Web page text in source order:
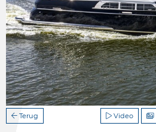
Terug Video